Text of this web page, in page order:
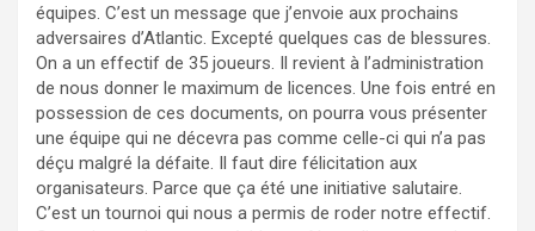
équipes. C’est un message que j’envoie aux prochains
adversaires d’Atlantic. Excepté quelques cas de blessures.
On a un effectif de 35 joueurs. Il revient à l’administration
de nous donner le maximum de licences. Une fois entré en
possession de ces documents, on pourra vous présenter
une équipe qui ne décevra pas comme celle-ci qui n’a pas
déçu malgré la défaite. Il faut dire félicitation aux
organisateurs. Parce que ça été une initiative salutaire.
C’est un tournoi qui nous a permis de roder notre effectif.